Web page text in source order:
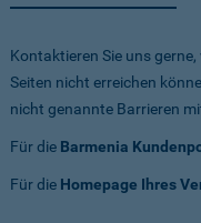
Kontaktieren Sie uns
Seiten nicht erreichen
nicht genannte Barrieren
Für die Barmenia
Für die Homepage Ihres